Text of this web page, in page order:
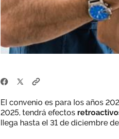
El convenio es para los años
2025, tendrá efectos
llega hasta el 31 de diciembre